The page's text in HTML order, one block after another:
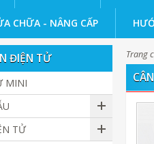
CHỮA - NÂNG CẤP
Trang
ĐIỆN TỬ
MINI
TỬ